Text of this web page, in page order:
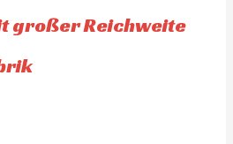
großer Reichweite